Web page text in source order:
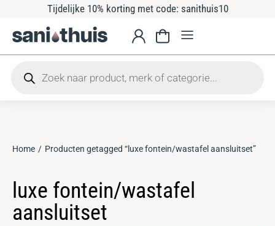
Tijdelijke 10% korting met code: sanithuis10
Je bent hier:
Home Producten getagged “luxe fontein/wastafel aansluitset”
luxe fontein/wastafel
aansluitset